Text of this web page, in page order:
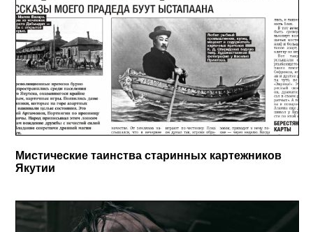
Мистические таинства старинных картежников
Якутии